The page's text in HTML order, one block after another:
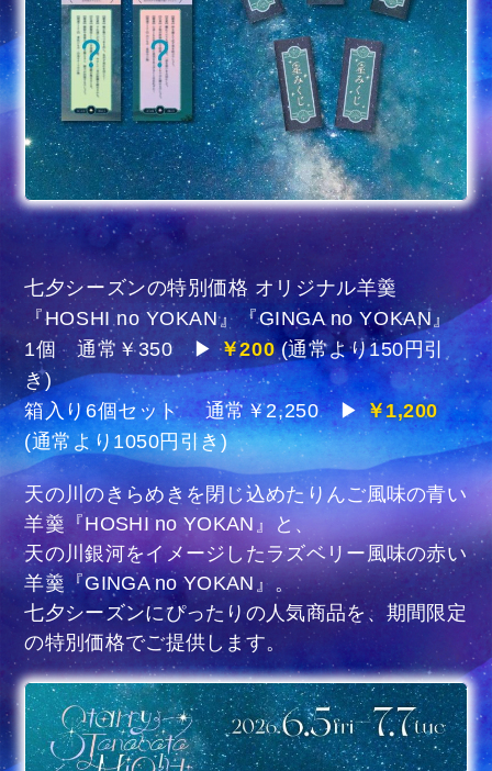
七夕シーズンの特別価格 オリジナル羊羹
『HOSHI no YOKAN』『GINGA no YOKAN』
1個 通常￥350 ▶ ￥200(通常より150円引
き)
箱入り6個セット 通常￥2,250 ▶￥1,200
(通常より1050円引き)
天の川のきらめきを閉じ込めたりんご風味の青い
羊羹『HOSHI no YOKAN』と、
天の川銀河をイメージしたラズベリー風味の赤い
羊羹『GINGA no YOKAN』。
七夕シーズンにぴったりの人気商品を、期間限定
の特別価格でご提供します。